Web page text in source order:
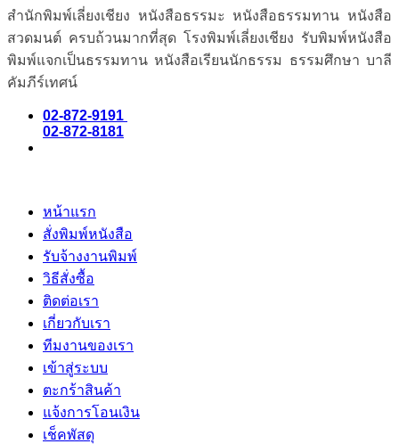
สำนักพิมพ์เลี่ยงเชียง หนังสือธรรมะ หนังสือธรรมทาน หนังสือ
สวดมนต์ ครบถ้วนมากที่สุด โรงพิมพ์เลี่ยงเชียง รับพิมพ์หนังสือ
พิมพ์แจกเป็นธรรมทาน หนังสือเรียนนักธรรม ธรรมศึกษา บาลี
คัมภีร์เทศน์
02-872-9191
02-872-8181
หน้าแรก
สั่งพิมพ์หนังสือ
รับจ้างงานพิมพ์
วิธีสั่งซื้อ
ติดต่อเรา
เกี่ยวกับเรา
ทีมงานของเรา
เข้าสู่ระบบ
ตะกร้าสินค้า
แจ้งการโอนเงิน
เช็คพัสดุ